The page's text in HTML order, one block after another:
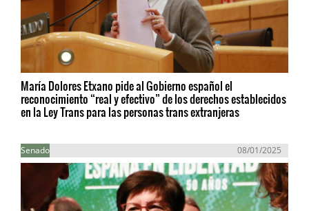
María Dolores Etxano pide al Gobierno español el
reconocimiento “real y efectivo” de los derechos establecidos
en la Ley Trans para las personas trans extranjeras
Senado 08/01/2025